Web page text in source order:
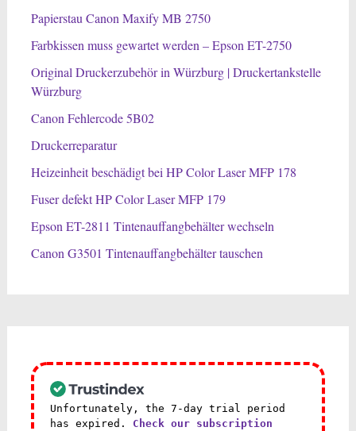
Papierstau Canon Maxify MB 2750
Farbkissen muss gewartet werden – Epson ET-2750
Original Druckerzubehör in Würzburg | Druckertankstelle
Würzburg
Canon Fehlercode 5B02
Druckerreparatur
Heizeinheit beschädigt bei HP Color Laser MFP 178
Fuser defekt HP Color Laser MFP 179
Epson ET-2811 Tintenauffangbehälter wechseln
Canon G3501 Tintenauffangbehälter tauschen
Unfortunately, the 7-day trial period
has expired. Check our subscription